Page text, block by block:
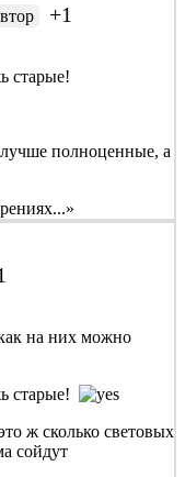
+1
старые!
полноценные, а
на них можно
старые!
ж сколько световых
сойдут